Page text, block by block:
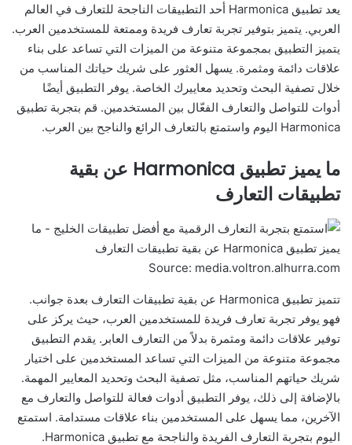
يعد تطبيق Harmonica أحد التطبيقات الناجحة للتعارف في العالم
العربي. يتميز بتوفير تجربة تعارف فريدة وممتعة للمستخدمين العرب.
يتميز التطبيق بمجموعة متنوعة من الميزات التي تساعد على بناء
علاقات دائمة ومثمرة. يسهل العثور على شريك حياتك المناسب من
خلال تصفية البحث وتحديد معاييرك الخاصة. يوفر التطبيق أيضًا
أدوات للتواصل والتعارف الفعّال بين المستخدمين. قم بتجربة تطبيق
Harmonica اليوم واستمتع بالتعارف الرائع والناجح بين العرب.
ما يميز تطبيق Harmonica عن بقية
تطبيقات التعارف
Source: media.voltron.alhurra.com
تتميز تطبيق Harmonica عن بقية تطبيقات التعارف بعدة جوانب.
فهو يوفر تجربة تعارف فريدة للمستخدمين العرب، حيث يركز على
توفير علاقات دائمة ومثمرة بدلاً من التعارف العابر. يقدم التطبيق
مجموعة متنوعة من الميزات التي تساعد المستخدمين على اختيار
شريك حياتهم المناسب، مثل تصفية البحث وتحديد المعايير المهمة.
بالإضافة إلى ذلك، يوفر التطبيق أدوات فعالة للتواصل والتعارف مع
الآخرين، مما يسهل على المستخدمين بناء علاقات مستدامة. استمتع
اليوم بتجربة التعارف الفريدة والناجحة مع تطبيق Harmonica.